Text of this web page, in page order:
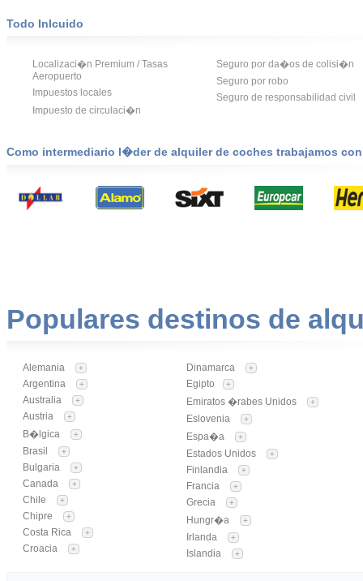
Todo Inlcuido
Localizaci�n Premium / Tasas
Aeropuerto
Impuestos locales
Impuesto de circulaci�n
Seguro por da�os de colisi�n
Seguro por robo
Seguro de responsabilidad civil
Como intermediario l�der de alquiler de coches trabajamos
Populares destinos de
Alemania +
Argentina +
Australia +
Austria +
B�lgica +
Brasil +
Bulgaria +
Canada +
Chile +
Chipre +
Costa Rica +
Croacia +
Dinamarca +
Egipto +
Emiratos �rabes Unidos +
Eslovenia +
Espa�a +
Estados Unidos +
Finlandia +
Francia +
Grecia +
Hungr�a +
Irlanda +
Islandia +